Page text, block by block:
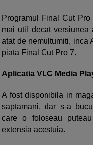
Programul Final Cut
mai util decat
atat de nemultumiti, inca
piata Final Cut Pro 7.
Aplicatia VLC Media
A fost disponibila in
saptamani, dar s-a
care o foloseau
extensia acestuia.